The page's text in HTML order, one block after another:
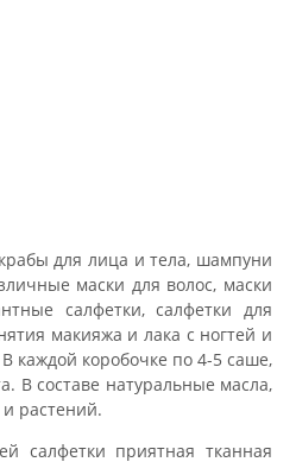
для лица и тела, шампуни
маски для волос, маски
салфетки, салфетки для
макияжа и лака с ногтей и
каждой коробочке по 4-5 саше,
В составе натуральные масла,
растений.
салфетки приятная тканная